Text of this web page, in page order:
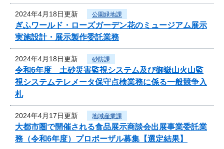
2024年4月18日更新 公園緑地課
ぎふワールド・ローズガーデン花のミュージアム展示
実施設計・展示製作委託業務
2024年4月18日更新 砂防課
令和6年度 土砂災害監視システム及び御嶽山火山監
視システムテレメータ保守点検業務に係る一般競争入
札
2024年4月17日更新 地域産業課
大都市圏で開催される食品展示商談会出展事業委託業
務（令和6年度）プロポーザル募集【選定結果】